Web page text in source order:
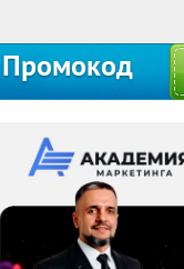
Промокод